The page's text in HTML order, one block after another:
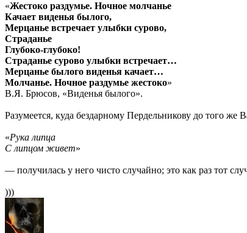
«Жестоко раздумье. Ночное молчанье
Качает виденья былого,
Мерцанье встречает улыбки сурово,
Страданье
Глубоко-глубоко!
Страданье сурово улыбки встречает…
Мерцанье былого виденья качает…
Молчанье. Ночное раздумье жестоко»
В.Я. Брюсов, «Виденья былого».
Разумеется, куда бездарному Пердельникову до того же
«Рука липца
С липцом живет»
— получилась у него чисто случайно; это как раз тот
)))